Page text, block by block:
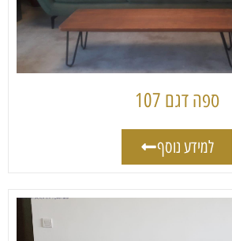
ספה דגם 107
למידע נוסף